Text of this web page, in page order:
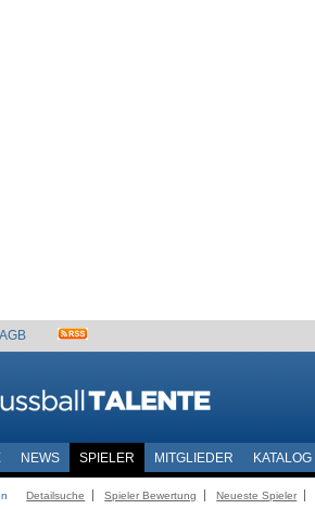
AGB
NEWS SPIELER MITGLIEDER KATALOG
Detailsuche Spieler Bewertung Neueste Spieler